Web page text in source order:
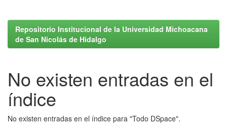
Repositorio Institucional de la Universidad Michoacana
de San Nicolás de Hidalgo
No existen entradas en el
índice
No existen entradas en el índice para "Todo DSpace".